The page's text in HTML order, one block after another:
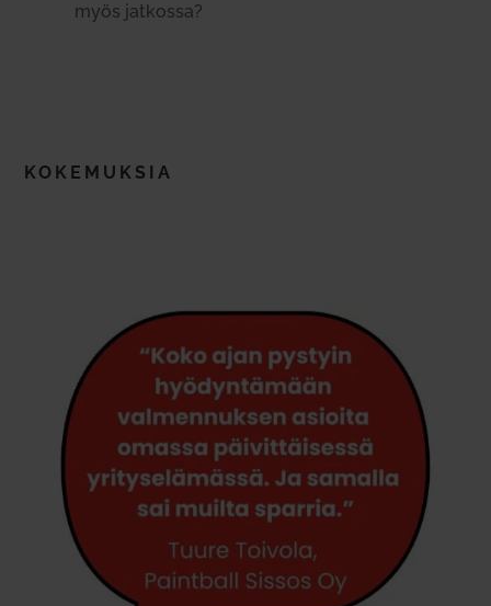
myös jat­kossa?
KOKE­MUKSIA